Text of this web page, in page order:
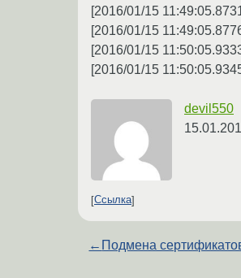
[2016/01/15
[2016/01/15
[2016/01/15
[2016/01/15
devil550
Ссылка
← Подмена